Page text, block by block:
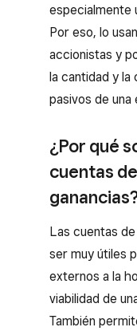
especialmente
Por eso, lo
accionistas y
la cantidad y
pasivos de una
¿Por qué
cuentas
Las cuentas
ser muy útiles
externos a la
viabilidad de
También